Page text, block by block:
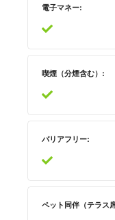
電子マネー
喫煙（分煙含む）
バリアフリー
ペット同伴（テラス